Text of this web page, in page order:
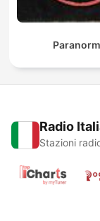
Radio
Stazioni